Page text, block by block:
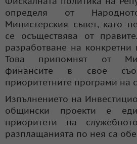
определя от
Министерския съвет, като
се осъществява от
разработване на
Това припомнят от
финансите в свое
приоритетните програми на
Изпълнението на
общински проекти е
приоритети на
разплащанията по нея са